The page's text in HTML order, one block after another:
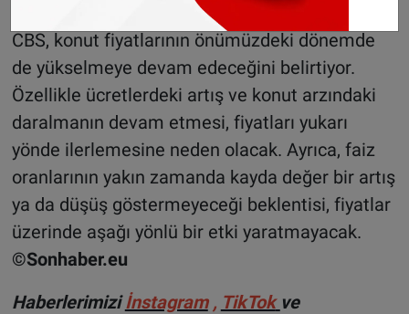
Konut fiyatlarındaki artış sürecek
CBS, konut fiyatlarının önümüzdeki dönemde
de yükselmeye devam edeceğini belirtiyor.
Özellikle ücretlerdeki artış ve konut arzındaki
daralmanın devam etmesi, fiyatları yukarı
yönde ilerlemesine neden olacak. Ayrıca, faiz
oranlarının yakın zamanda kayda değer bir artış
ya da düşüş göstermeyeceği beklentisi, fiyatlar
üzerinde aşağı yönlü bir etki yaratmayacak.
©Sonhaber.eu
Haberlerimiziİnstagram , TikTok ve